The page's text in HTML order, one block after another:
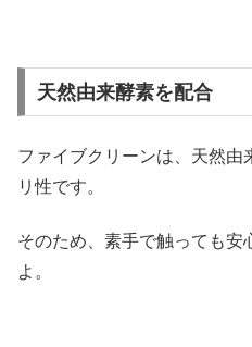
天然由来酵素を配合
ファイブクリーンは、天然由
リ性です。
そのため、素手で触っても安
よ。